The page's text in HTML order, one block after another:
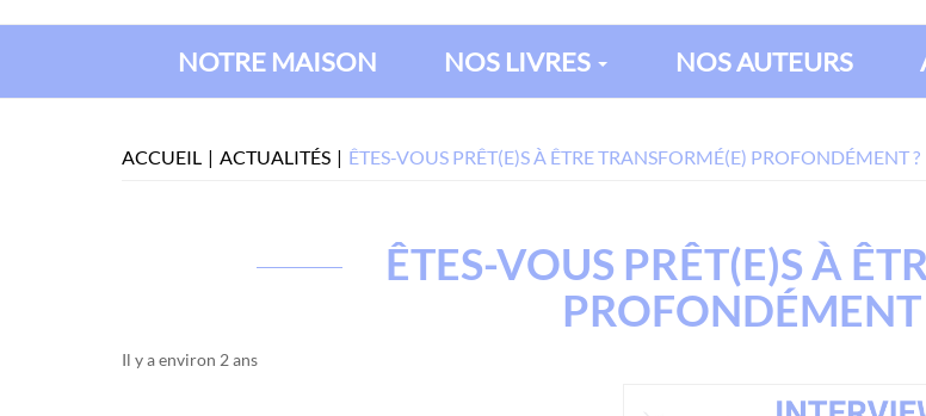
NOTRE MAISON NOS LIVRES NOS AUTEURS
ACCUEIL ACTUALITÉS ÊTES-VOUS PRÊT(E)S À ÊTRE TRANSFORMÉ(E) PROFONDÉMENT ?
ÊTES-VOUS PRÊT(E)S À
PROFONDÉMENT
Il y a environ 2 ans